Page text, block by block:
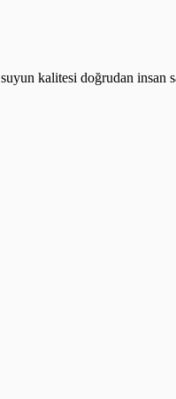
kalitesi doğrudan insan